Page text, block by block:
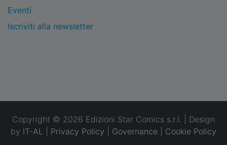
Eventi
Iscriviti alla newsletter
Copyright © 2026 Edizioni Star Comics s.r.l. | Design
by IT-AL Privacy Policy Governance Cookie Policy